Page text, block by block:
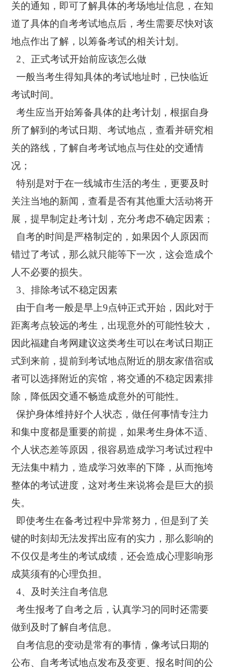
关的通知，即可了解具体的考场地址信息，在知
道了具体的自考考试地点后，考生需要尽快对该
地点作出了解，以筹备考试的相关计划。
2、正式考试开始前应该怎么做
一般当考生得知具体的考试地址时，已快临近
考试时间。
考生应当开始筹备具体的赴考计划，根据自身
所了解到的考试日期、考试地点，查看并研究相
关的路线，了解自考考试地点与住处的交通情
况；
特别是对于在一线城市生活的考生，更要及时
关注当地的新闻，查看是否有其他重大活动将开
展，提早制定赴考计划，充分考虑不确定因素；
自考的时间是严格制定的，如果因个人原因而
错过了考试，那么就只能等下一次，这会造成个
人不必要的损失。
3、排除考试不稳定因素
由于自考一般是早上9点钟正式开始，因此对于
距离考点较远的考生，出现意外的可能性较大，
因此福建自考网建议这类考生可以在考试日期正
式到来前，提前到考试地点附近的朋友家借宿或
者可以选择附近的宾馆，将交通的不稳定因素排
除，降低因交通不畅造成意外的可能性。
保护身体维持好个人状态，做任何事情专注力
和集中度都是重要的前提，如果考生身体不适、
个人状态差等原因，很容易造成学习考试过程中
无法集中精力，造成学习效率的下降，从而拖垮
整体的考试进度，这对考生来说将会是巨大的损
失。
即使考生在备考过程中异常努力，但是到了关
键的时刻却无法发挥出应有的实力，那么影响的
不仅仅是考生的考试成绩，还会造成心理影响形
成莫须有的心理负担。
4、及时关注自考信息
考生报考了自考之后，认真学习的同时还需要
做到及时了解自考信息。
自考信息的变动是常有的事情，像考试日期的
公布、自考考试地点发布及变更、报名时间的公